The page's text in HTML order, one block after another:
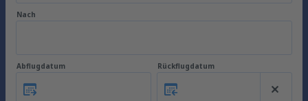
Nach
Abflugdatum Rückflugdatum